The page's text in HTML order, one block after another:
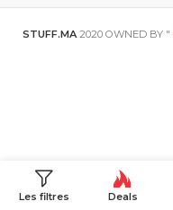
ChromeBook
XPS13
STUFF.MA 2020 OWNED BY "
Les filtres Deals